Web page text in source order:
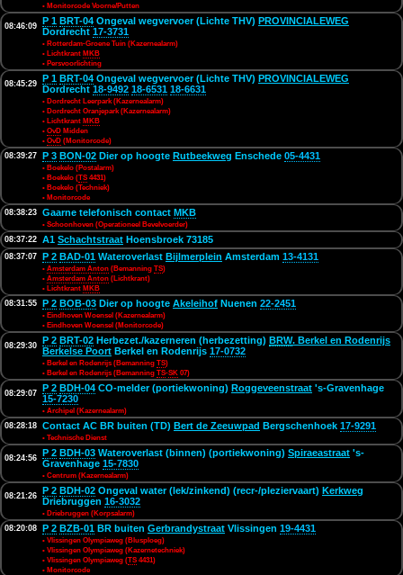
• Monitorcode Voorne/Putten
08:46:09 P 1 BRT-04 Ongeval wegvervoer (Lichte THV) PROVINCIALEWEG
Dordrecht 17-3731
• Rotterdam-Groene Tuin (Kazernealarm)
• Lichtkrant MKB
• Persvoorlichting
08:45:29 P 1 BRT-04 Ongeval wegvervoer (Lichte THV) PROVINCIALEWEG
Dordrecht 18-9492 18-6531 18-6631
• Dordrecht Leerpark (Kazernealarm)
• Dordrecht Oranjepark (Kazernealarm)
• Lichtkrant MKB
• OvD Midden
• OvD (Monitorcode)
08:39:27 P 3 BON-02 Dier op hoogte Rutbeekweg Enschede 05-4431
• Boekelo (Postalarm)
• Boekelo (TS 4431)
• Boekelo (Techniek)
• Monitorcode
08:38:23 Gaarne telefonisch contact MKB
• Schoonhoven (Operationeel Bevelvoerder)
08:37:22 A1 Schachtstraat Hoensbroek 73185
08:37:07 P 2 BAD-01 Wateroverlast Bijlmerplein Amsterdam 13-4131
• Amsterdam Anton (Bemanning TS)
• Amsterdam Anton (Lichtkrant)
• Lichtkrant MKB
08:31:55 P 2 BOB-03 Dier op hoogte Akeleihof Nuenen 22-2451
• Eindhoven Woensel (Kazernealarm)
• Eindhoven Woensel (Monitorcode)
08:29:30 P 2 BRT-02 Herbezet./kazerneren (herbezetting) BRW. Berkel en Rodenrijs
Berkelse Poort Berkel en Rodenrijs 17-0732
• Berkel en Rodenrijs (Bemanning TS)
• Berkel en Rodenrijs (Bemanning TS-SK 07)
08:29:07 P 2 BDH-04 CO-melder (portiekwoning) Roggeveenstraat 's-Gravenhage
15-7230
• Archipel (Kazernealarm)
08:28:18 Contact AC BR buiten (TD) Bert de Zeeuwpad Bergschenhoek 17-9291
• Technische Dienst
08:24:56 P 2 BDH-03 Wateroverlast (binnen) (portiekwoning) Spiraeastraat 's-
Gravenhage 15-7830
• Centrum (Kazernealarm)
08:21:26 P 2 BDH-02 Ongeval water (lek/zinkend) (recr-/pleziervaart) Kerkweg
Driebruggen 16-3032
• Driebruggen (Korpsalarm)
08:20:08 P 2 BZB-01 BR buiten Gerbrandystraat Vlissingen 19-4431
• Vlissingen Olympiaweg (Blusploeg)
• Vlissingen Olympiaweg (Kazernetechniek)
• Vlissingen Olympiaweg (TS 4431)
• Monitorcode